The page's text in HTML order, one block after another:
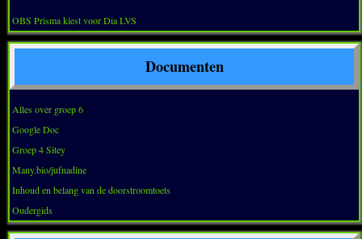
OBS Prisma kiest voor Dia LVS
Documenten
Alles over groep 6
Google Doc
Groep 4 Sitey
Many.bio/jufnadine
Inhoud en belang van de doorstroomtoets
Oudergids